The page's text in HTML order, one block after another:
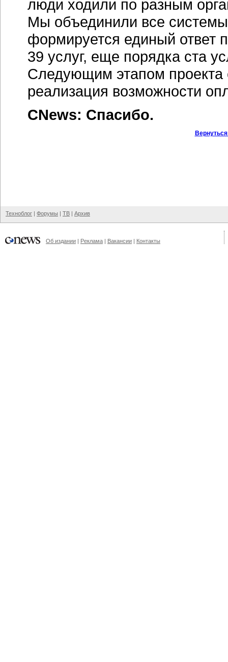
люди ходили по разным
Мы объединили все
формируется единый ответ
39 услуг, еще порядка ста
Следующим этапом проекта
реализация возможности
CNews: Спасибо.
Техноблог | Форумы | ТВ | Архив
Об издании | Реклама | Вакансии | Контакты